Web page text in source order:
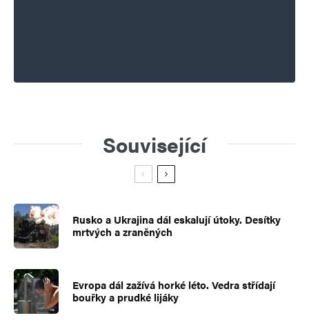
Související
Rusko a Ukrajina dál eskalují útoky. Desítky
mrtvých a zraněných
Evropa dál zažívá horké léto. Vedra střídají
bouřky a prudké lijáky